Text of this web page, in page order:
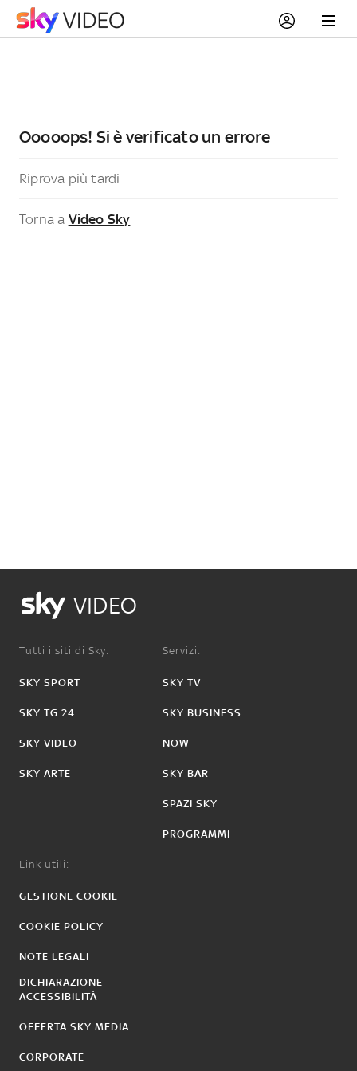
Ooooops! Si è verificato un errore
Riprova più tardi
Torna a Video Sky
VIDEO
Tutti i siti di Sky:
SKY SPORT
SKY TG 24
SKY VIDEO
SKY ARTE
Servizi:
SKY TV
SKY BUSINESS
NOW
SKY BAR
SPAZI SKY
PROGRAMMI
Link utili:
GESTIONE COOKIE
COOKIE POLICY
NOTE LEGALI
DICHIARAZIONE
ACCESSIBILITÀ
OFFERTA SKY MEDIA
CORPORATE